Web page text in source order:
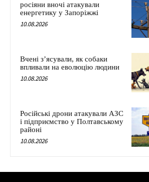
росіяни вночі атакували
енергетику у Запоріжжі
10.08.2026
Вчені з’ясували, як собаки
впливали на еволюцію людини
10.08.2026
Російські дрони атакували АЗС
і підприємство у Полтавському
районі
10.08.2026